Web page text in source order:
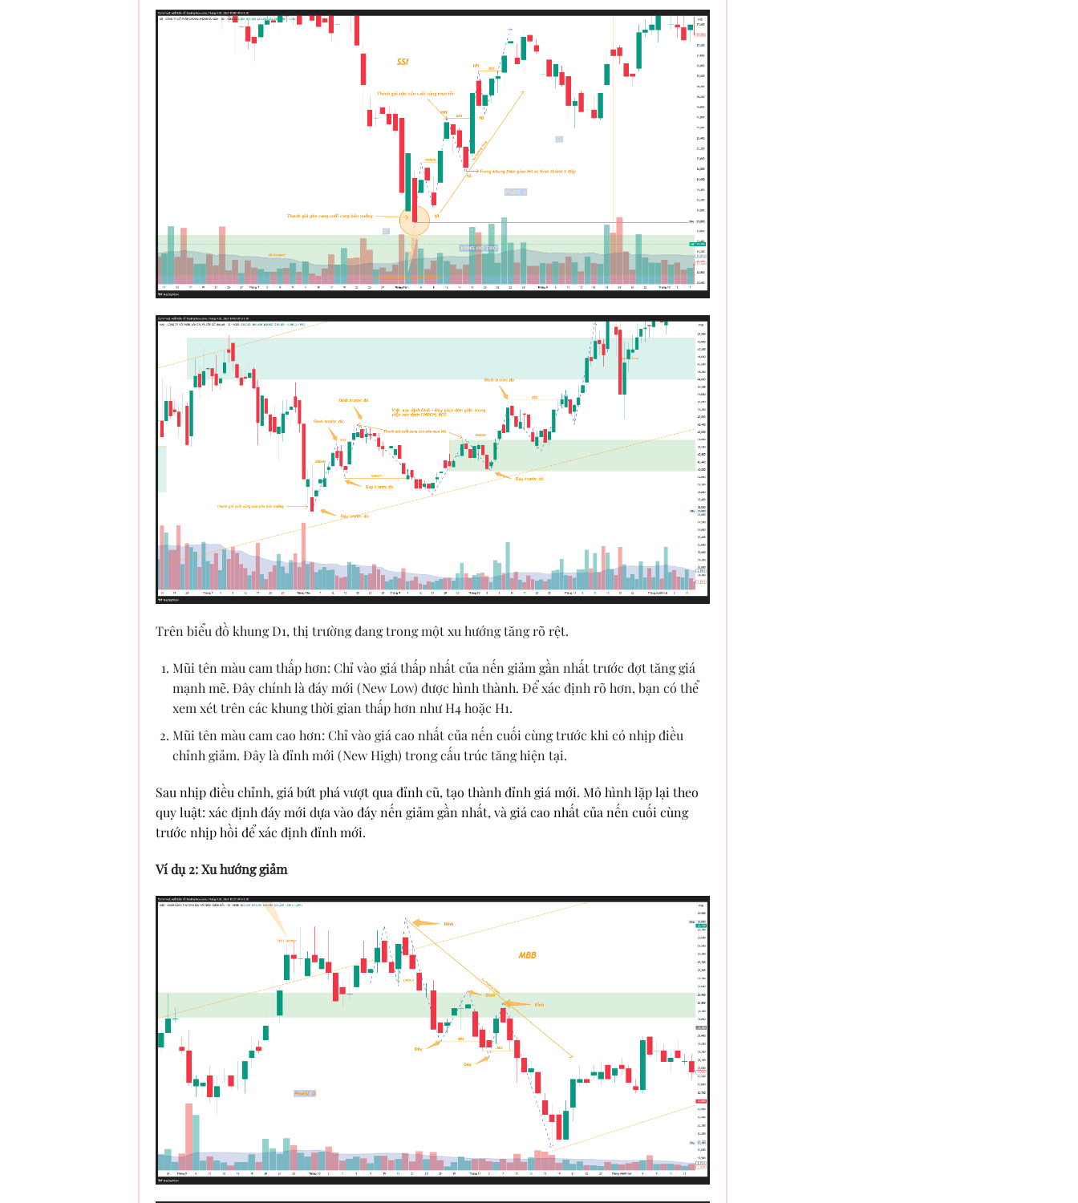
Trên biểu đồ khung D1, thị trường đang trong một xu hướng tăng rõ rệt.
Mũi tên màu cam thấp hơn: Chỉ vào giá thấp nhất của nến giảm gần nhất trước đợt tăng giá
mạnh mẽ. Đây chính là đáy mới (New Low) được hình thành. Để xác định rõ hơn, bạn có thể
xem xét trên các khung thời gian thấp hơn như H4 hoặc H1.
Mũi tên màu cam cao hơn: Chỉ vào giá cao nhất của nến cuối cùng trước khi có nhịp điều
chỉnh giảm. Đây là đỉnh mới (New High) trong cấu trúc tăng hiện tại.
Sau nhịp điều chỉnh, giá bứt phá vượt qua đỉnh cũ, tạo thành đỉnh giá mới. Mô hình lặp lại theo
quy luật: xác định đáy mới dựa vào đáy nến giảm gần nhất, và giá cao nhất của nến cuối cùng
trước nhịp hồi để xác định đỉnh mới.
Ví dụ 2: Xu hướng giảm